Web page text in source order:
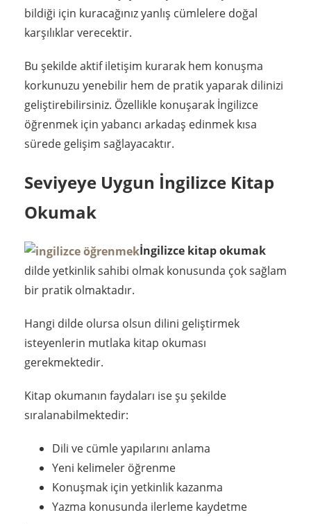
bildiği için kuracağınız yanlış cümlelere doğal
karşılıklar verecektir.
Bu şekilde aktif iletişim kurarak hem konuşma
korkunuzu yenebilir hem de pratik yaparak dilinizi
geliştirebilirsiniz. Özellikle konuşarak İngilizce
öğrenmek için yabancı arkadaş edinmek kısa
sürede gelişim sağlayacaktır.
Seviyeye Uygun İngilizce Kitap
Okumak
İngilizce kitap okumak
dilde yetkinlik sahibi olmak konusunda çok sağlam
bir pratik olmaktadır.
Hangi dilde olursa olsun dilini geliştirmek
isteyenlerin mutlaka kitap okuması
gerekmektedir.
Kitap okumanın faydaları ise şu şekilde
sıralanabilmektedir:
Dili ve cümle yapılarını anlama
Yeni kelimeler öğrenme
Konuşmak için yetkinlik kazanma
Yazma konusunda ilerleme kaydetme